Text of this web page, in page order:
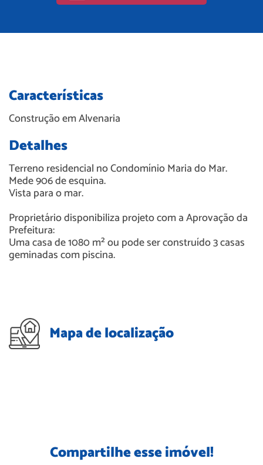
Características
Construção emAlvenaria
Detalhes
Terreno residencial no Condomínio Maria do Mar.
Mede 906 de esquina.
Vista para o mar.
Proprietário disponibiliza projeto com a Aprovação da
Prefeitura:
Uma casa de 1080 m² ou pode ser construído 3 casas
geminadas com piscina.
Mapa de localização
Compartilhe esse imóvel!